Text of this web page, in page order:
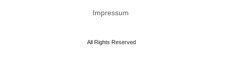
Impressum
All Rights Reserved